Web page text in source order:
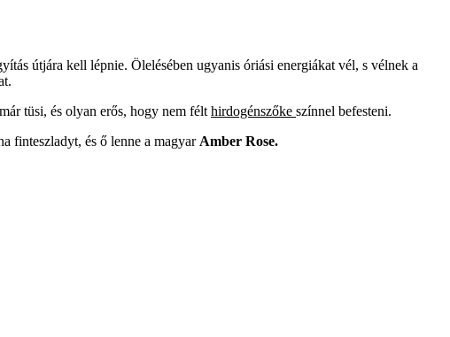
útjára kell lépnie. Ölelésében ugyanis óriási energiákat vél, s vélnek a
tüsi, és olyan erős, hogy nem félt hirdogénszőke színnel befesteni.
finteszladyt, és ő lenne a magyar Amber Rose.